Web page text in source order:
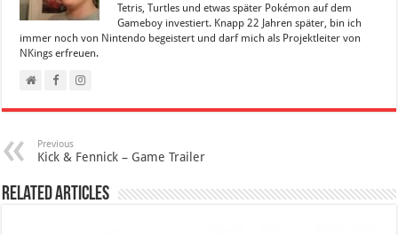
Tetris, Turtles und etwas später Pokémon auf dem
Gameboy investiert. Knapp 22 Jahren später, bin ich
immer noch von Nintendo begeistert und darf mich als Projektleiter von
NKings erfreuen.
Previous
Kick & Fennick – Game Trailer
Related Articles